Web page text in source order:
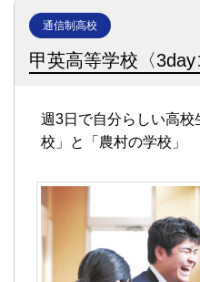
通信制高校
甲英高等学校〈3day
週3日で自分らしい高校
校」と「農村の学校」